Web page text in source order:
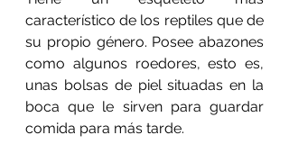
característico de los reptiles que de
su propio género. Posee abazones
como algunos roedores, esto es,
unas bolsas de piel situadas en la
boca que le sirven para guardar
comida para más tarde.